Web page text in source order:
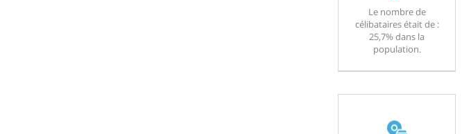
Le nombre de
célibataires était de :
25,7% dans la
population.